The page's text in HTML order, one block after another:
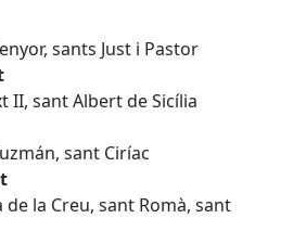
sants Just i Pastor
II, sant Albert de Sicília
sant Ciríac
de la Creu, sant Romà, sant